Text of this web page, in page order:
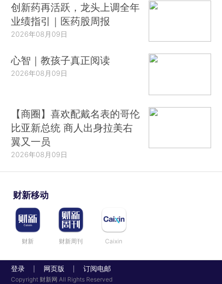
创新药再活跃，龙头上调全年
业绩指引｜医药股周报
2026年08月09日
心智｜教孩子真正阅读
2026年08月09日
【商圈】喜欢配戴名表的哥伦
比亚新总统 商人出身拉美右
翼又一员
2026年08月09日
财新移动
财新 财新周刊 Caixin
登录 网页版 订阅电邮
Copyright 财新网 All Rights Reserved